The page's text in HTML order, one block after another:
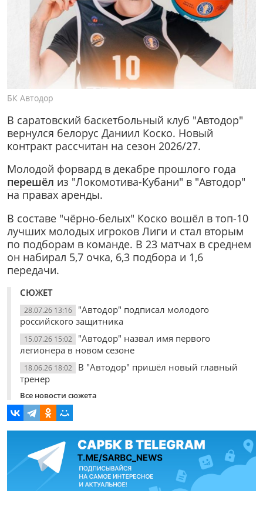
БК Автодор
В саратовский баскетбольный клуб "Автодор"
вернулся белорус Даниил Коско. Новый
контракт рассчитан на сезон 2026/27.
Молодой форвард в декабре прошлого года
перешёл из "Локомотива-Кубани" в "Автодор"
на правах аренды.
В составе "чёрно-белых" Коско вошёл в топ-10
лучших молодых игроков Лиги и стал вторым
по подборам в команде. В 23 матчах в среднем
он набирал 5,7 очка, 6,3 подбора и 1,6
передачи.
СЮЖЕТ
28.07.26 13:16
"Автодор" подписал молодого
российского защитника
15.07.26 15:02
"Автодор" назвал имя первого
легионера в новом сезоне
18.06.26 18:02
В "Автодор" пришёл новый главный
тренер
Все новости сюжета